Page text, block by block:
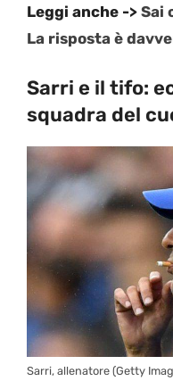
Leggi anche -> Sai
La risposta è
Sarri e il tifo:
squadra del
Sarri, allenatore (Getty